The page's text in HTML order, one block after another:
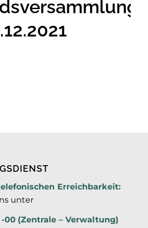
Erreichbarkeit:
unter
-00 (Zentrale – Verwaltung)